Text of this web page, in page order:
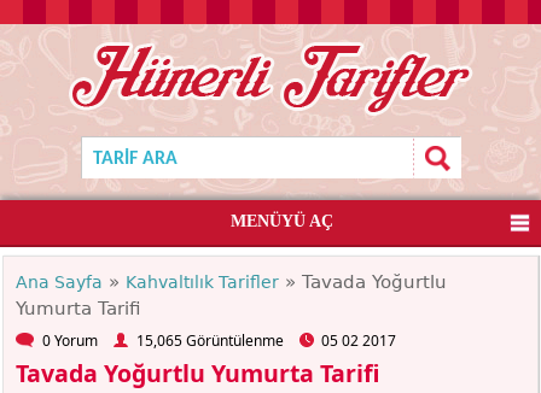
MENÜYÜ AÇ
Ana Sayfa » Kahvaltılık Tarifler » Tavada Yoğurtlu
Yumurta Tarifi
0 Yorum 15,065 Görüntülenme 05 02 2017
Tavada Yoğurtlu Yumurta Tarifi